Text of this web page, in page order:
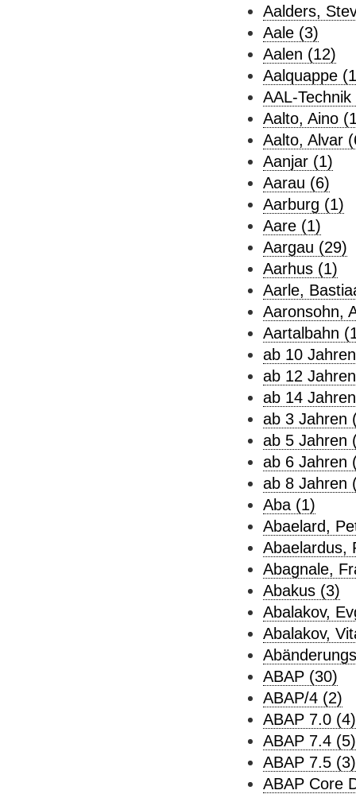
Aalders,
Aale (3)
Aalen (12)
Aalquappe
AAL-Technik
Aalto, Aino
Aalto, Alvar
Aanjar (1)
Aarau (6)
Aarburg (1)
Aare (1)
Aargau (29)
Aarhus (1)
Aarle,
Aaronsohn,
Aartalbahn
ab 10
ab 12
ab 14
ab 3 Jahren
ab 5 Jahren
ab 6 Jahren
ab 8 Jahren
Aba (1)
Abaelard,
Abaelardus,
Abagnale,
Abakus (3)
Abalakov,
Abalakov,
ABAP (30)
ABAP/4 (2)
ABAP 7.0 (4)
ABAP 7.4 (5)
ABAP 7.5 (3)
ABAP Core